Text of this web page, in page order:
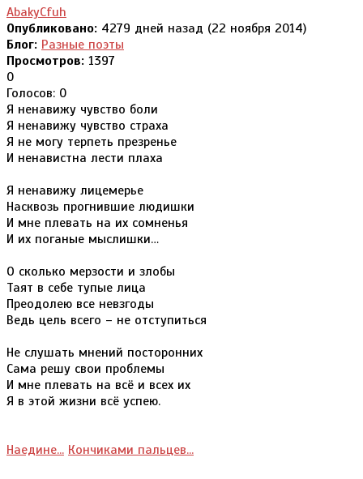
AbakyCfuh
Опубликовано: 4279 дней назад (22 ноября 2014)
Блог: Разные поэты
Просмотров: 1397
0
Голосов: 0
Я ненавижу чувство боли
Я ненавижу чувство страха
Я не могу терпеть презренье
И ненавистна лести плаха
Я ненавижу лицемерье
Насквозь прогнившие людишки
И мне плевать на их сомненья
И их поганые мыслишки…
О сколько мерзости и злобы
Таят в себе тупые лица
Преодолею все невзгоды
Ведь цель всего – не отступиться
Не слушать мнений посторонних
Сама решу свои проблемы
И мне плевать на всё и всех их
Я в этой жизни всё успею.
Наедине... Кончиками пальцев...